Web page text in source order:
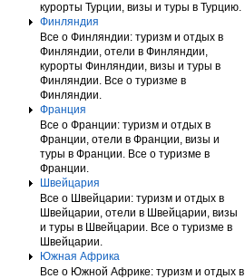
курорты Турции, визы и туры в Турцию.
Финляндия
Все о Финляндии: туризм и отдых в
Финляндии, отели в Финляндии,
курорты Финляндии, визы и туры в
Финляндии. Все о туризме в
Финляндии.
Франция
Все о Франции: туризм и отдых в
Франции, отели в Франции, визы и
туры в Франции. Все о туризме в
Франции.
Швейцария
Все о Швейцарии: туризм и отдых в
Швейцарии, отели в Швейцарии, визы
и туры в Швейцарии. Все о туризме в
Швейцарии.
Южная Африка
Все о Южной Африке: туризм и отдых в